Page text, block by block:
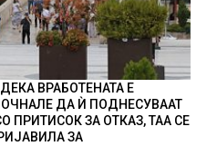
ВРАБОТЕНАТА Е
ДА Ѝ ПОДНЕСУВААТ
ЗА ОТКАЗ, ТАА СЕ
ЗА